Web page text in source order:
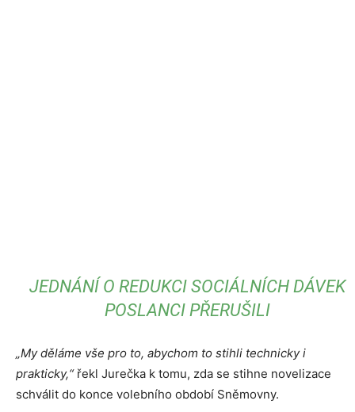
JEDNÁNÍ O REDUKCI SOCIÁLNÍCH DÁVEK
POSLANCI PŘERUŠILI
„My děláme vše pro to, abychom to stihli technicky i
prakticky,“řekl Jurečka k tomu, zda se stihne novelizace
schválit do konce volebního období Sněmovny.